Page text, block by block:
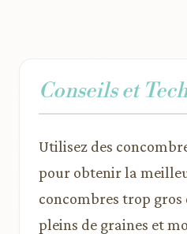
Conseils et
Utilisez des
pour obtenir la
concombres trop
pleins de graines et